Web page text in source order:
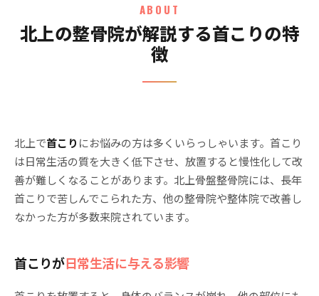
ABOUT
北上の整骨院が解説する首こりの特
徴
北上で首こり にお悩みの方は多くいらっしゃいます。首こり
は日常生活の質を大きく低下させ、放置すると慢性化して改
善が難しくなることがあります。北上骨盤整骨院には、長年
首こりで苦しんでこられた方、他の整骨院や整体院で改善し
なかった方が多数来院されています。
首こりが日常生活に与える影響